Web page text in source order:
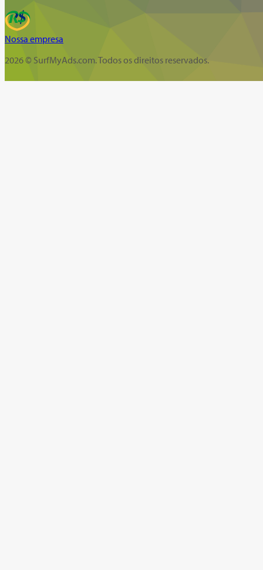
Nossa empresa
2026 © SurfMyAds.com. Todos os direitos reservados.